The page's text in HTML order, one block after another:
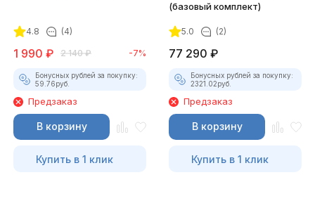
4.8 (4)
1 990 ₽ 2 140 ₽ -7%
Бонусных рублей за покупку:
59.76руб.
Предзаказ
В корзину
Купить в 1 клик
(базовый комплект)
5.0 (2)
77 290 ₽
Бонусных рублей за покупку:
2321.02руб.
Предзаказ
В корзину
Купить в 1 клик